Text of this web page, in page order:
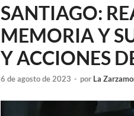
SANTIAGO:
MEMORIA Y
Y ACCIONES
6 de agosto de 2023 - por La